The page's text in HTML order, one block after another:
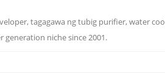
tagagawa ng tubig purifier, water
niche since 2001.